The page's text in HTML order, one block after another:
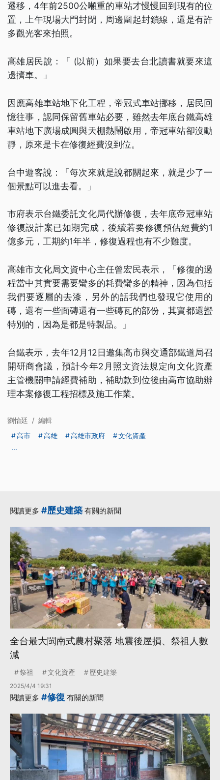
遷移，4年前2500公噸重的車站才慢慢回到現有的位
置，上午現場大門封閉，周邊圍起封鎖線，還是有許
多觀光客來拍照。
高雄居民說：「 (以前）如果要去台北讀書就要來這
邊擠車。」
因應高雄車站地下化工程，帝冠式車站挪移，居民回
憶往事，認同保留舊車站必要，雖然去年底台鐵高雄
車站地下廣場成圓與天棚熱鬧啟用，帝冠車站卻沒動
靜，原來是卡在修復經費沒到位。
台中遊客說：「每次來就是說都關起來，就是少了一
個景點可以進去看。」
市府表示台鐵委託文化局代辦修復，去年底帝冠車站
修復設計案已如期完成，後續若要修復預估經費約1
億多元，工期約1年半，修復過程也有不少難度。
高雄市文化局文資中心主任曾宏民表示，「修復的過
程當中其實要需要蠻多的耗費蠻多的精神，因為包括
我們要逐層的去漆，另外的話我們也發現它使用的
磚，還有一些面磚還有一些磚瓦的部份，其實都還蠻
特別的，因為是都是特製品。」
台鐵表示，去年12月12日邀集高市與交通部鐵道局召
開研商會議，預計今年2月照文資法規定向文化資產
主管機關申請經費補助，補助款到位後由高市協助辦
理本案修復工程招標及施工作業。
劉怡廷 / 編輯
高市
高雄 高雄市政府
文化資產
...
閱讀更多 #歷史建築 有關的新聞
全台最大閩南式農村聚落 地震後屋損、祭祖人數
減
祭祖 文化資產 歷史建築
2025/4/4 19:31
閱讀更多 #修復 有關的新聞